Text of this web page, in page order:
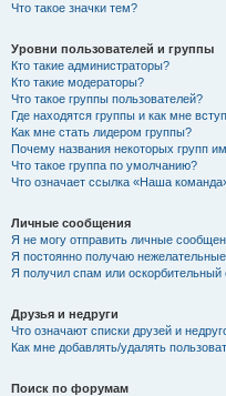
Что такое значки тем?
Уровни пользователей и группы
Кто такие администраторы?
Кто такие модераторы?
Что такое группы пользователей?
Где находятся группы и как мне
Как мне стать лидером группы?
Почему названия некоторых групп
Что такое группа по умолчанию?
Что означает ссылка «Наша
Личные сообщения
Я не могу отправить личные
Я постоянно получаю
Я получил спам или оскорбительный
Друзья и недруги
Что означают списки друзей и
Как мне добавлять/удалять
Поиск по форумам